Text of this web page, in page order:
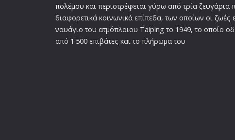
πολέμου και περιστρέφεται γύρω από τρία ζευγάρια
διαφορετικά κοινωνικά επίπεδα, των οποίων οι ζωές
ναυάγιο του ατμόπλοιου Taiping το 1949, το οποίο
από 1.500 επιβάτες και το πλήρωμα του